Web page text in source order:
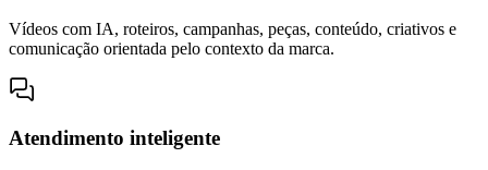
Vídeos com IA, roteiros, campanhas, peças, conteúdo, criativos e
comunicação orientada pelo contexto da marca.
Atendimento inteligente